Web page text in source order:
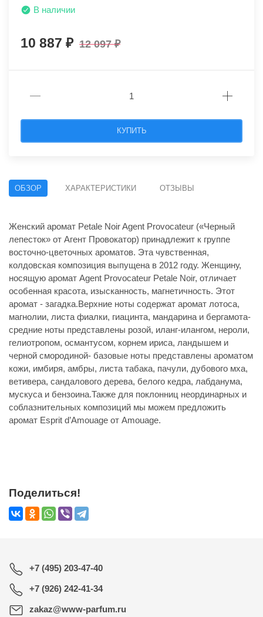
В наличии
10 887 12 097
КУПИТЬ
ОБЗОР ХАРАКТЕРИСТИКИ ОТЗЫВЫ
Женский аромат Petale Noir Agent Provocateur («Черный
лепесток» от Агент Провокатор) принадлежит к группе
восточно-цветочных ароматов. Эта чувственная,
колдовская композиция выпущена в 2012 году. Женщину,
носящую аромат Agent Provocateur Petale Noir, отличает
особенная красота, изысканность, магнетичность. Этот
аромат - загадка.Верхние ноты содержат аромат лотоса,
магнолии, листа фиалки, гиацинта, мандарина и бергамота-
средние ноты представлены розой, иланг-илангом, нероли,
гелиотропом, османтусом, корнем ириса, ландышем и
черной смородиной- базовые ноты представлены ароматом
кожи, имбиря, амбры, листа табака, пачули, дубового мха,
ветивера, сандалового дерева, белого кедра, лабданума,
мускуса и бензоина.Также для поклонниц неординарных и
соблазнительных композиций мы можем предложить
аромат Esprit d’Amouage от Amouage.
Поделиться!
+7 (495) 203-47-40
+7 (926) 242-41-34
zakaz@www-parfum.ru